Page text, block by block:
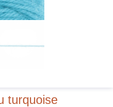
turquoise